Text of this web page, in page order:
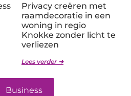
Privacy creëren met
raamdecoratie in een
woning in regio
Knokke zonder licht te
verliezen
Lees verder ➜
Business